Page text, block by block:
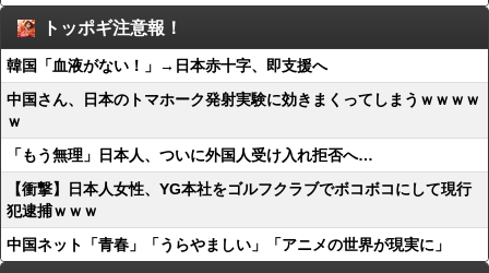
トッポギ注意報！
韓国「血液がない！」→日本赤十字、即支援へ
中国さん、日本のトマホーク発射実験に効きまくってしまうｗｗｗｗ
ｗ
「もう無理」日本人、ついに外国人受け入れ拒否へ…
【衝撃】日本人女性、YG本社をゴルフクラブでボコボコにして現行
犯逮捕ｗｗｗ
中国ネット「青春」「うらやましい」「アニメの世界が現実に」